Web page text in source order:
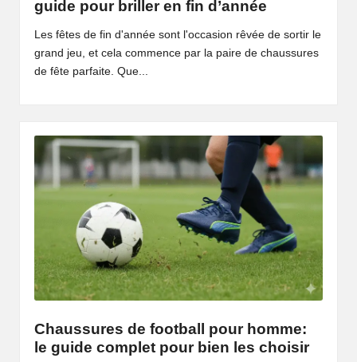
guide pour briller en fin d’année
Les fêtes de fin d'année sont l'occasion rêvée de sortir le
grand jeu, et cela commence par la paire de chaussures
de fête parfaite. Que...
Chaussures de football pour homme:
le guide complet pour bien les choisir